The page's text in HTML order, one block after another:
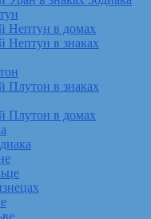
Нептун в домах
Нептун в знаках
Плутон в знаках
Плутон в домах